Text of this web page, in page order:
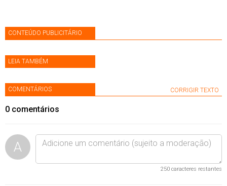
CONTEÚDO PUBLICITÁRIO
LEIA TAMBÉM
COMENTÁRIOS CORRIGIR TEXTO
0 comentários
A
250 caracteres restantes